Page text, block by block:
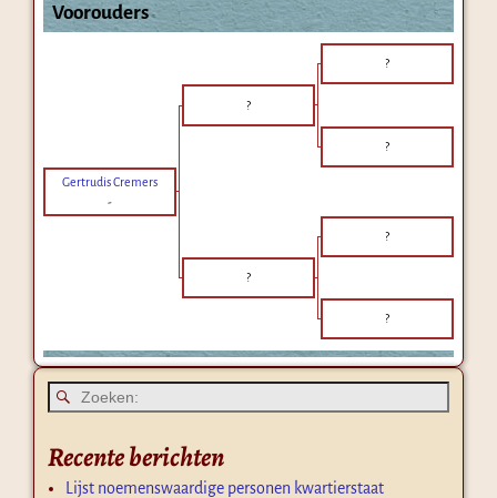
Voorouders
?
?
?
Gertrudis Cremers
-
?
?
?
Recente berichten
Lijst noemenswaardige personen kwartierstaat